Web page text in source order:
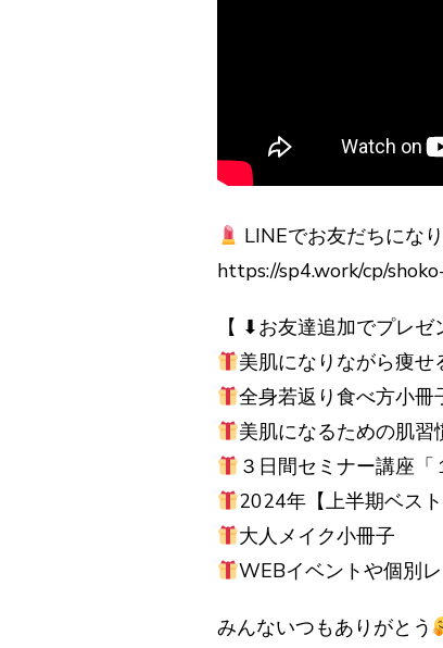
LINEでお友だちにな
https://sp4.work/cp/
【 ⬇︎お友達追加でプレゼ
美肌になりながら痩せ
全身若返り食べ方小冊
美肌になるための肌習
３日間セミナー講座「
2024年【上半期ベス
大人メイク小冊子
WEBイベントや個別
みんないつもありがとう